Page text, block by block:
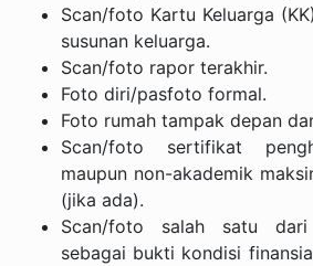
Scan/foto Kartu Keluarga
susunan keluarga.
Scan/foto rapor terakhir.
Foto diri/pasfoto formal.
Foto rumah tampak depan
Scan/foto sertifikat
maupun non-akademik
(jika ada).
Scan/foto salah satu
sebagai bukti kondisi